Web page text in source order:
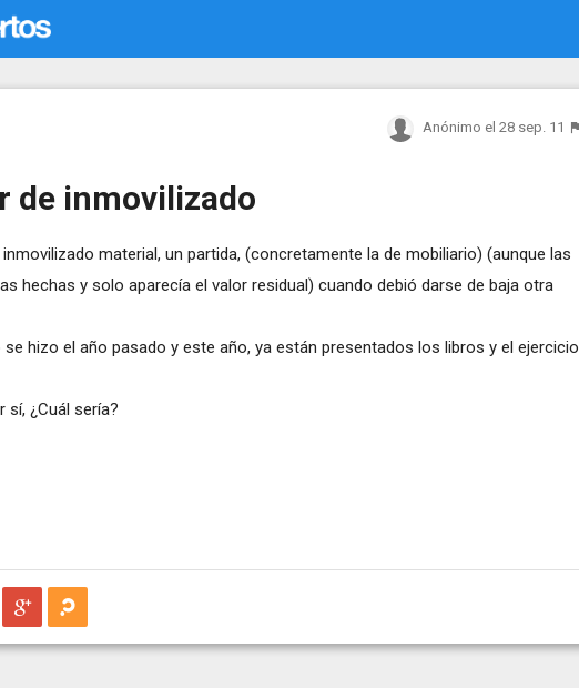
Anónimo el 28 sep. 11
de inmovilizado
material, un partida, (concretamente la de mobiliario) (aunque las
hechas y solo aparecía el valor residual) cuando debió darse de baja otra
hizo el año pasado y este año, ya están presentados los libros y el ejercicio
sí, ¿Cuál sería?